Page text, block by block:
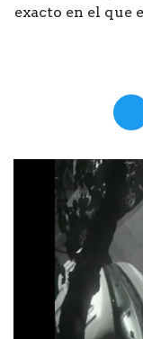
exacto en el que